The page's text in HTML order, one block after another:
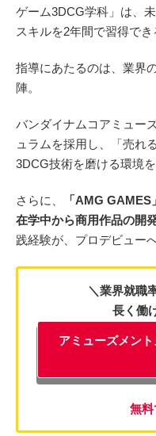
ゲーム3DCG学科」は、
スキルを2年間で習得でき
指導にあたるのは、業界
陣。
バンダイナムコアミュー
ュラムを採用し、「売れ
3DCG技術を磨ける環境を
さらに、
「AMG GAMES
在学中から商用作品の開
践経験が、プロデビュー
＼業界就職
長く働
アミューズメン
無料